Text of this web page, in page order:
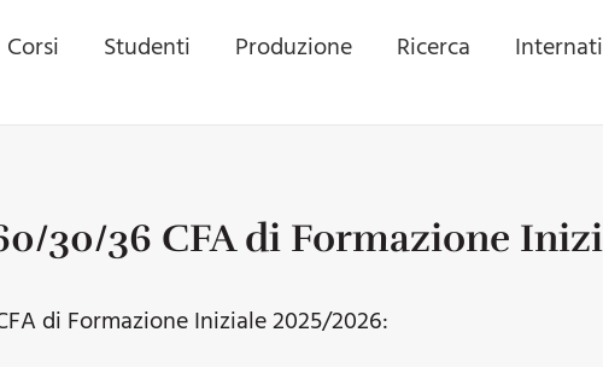
Corsi Studenti Produzione Ricerca
30/36 CFA di Formazione
di Formazione Iniziale 2025/2026: